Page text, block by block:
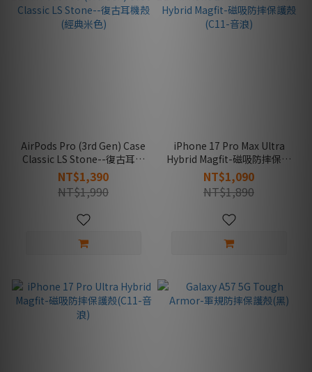
AirPods Pro (3rd Gen) Case
Classic LS Stone--復古耳機
殼(經典米色)
NT$1,390
NT$1,990
iPhone 17 Pro Max Ultra
Hybrid Magfit-磁吸防摔保護
殼(C11-音浪)
NT$1,090
NT$1,890